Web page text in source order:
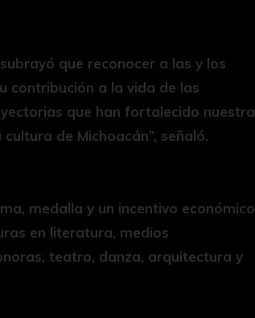
que reconocer a las y los
contribución a la vida de las
que han fortalecido nuestra
de Michoacán”, señaló.
medalla y un incentivo económico
en literatura, medios
teatro, danza, arquitectura y